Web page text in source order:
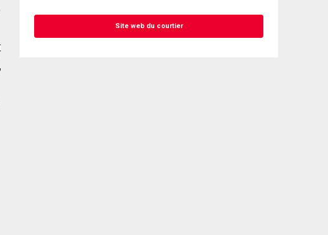
l'autorisation écrite de communiquer avec vous.
Site web du courtier